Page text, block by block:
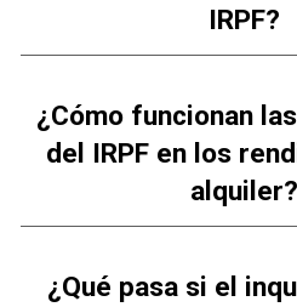
IRPF?
¿Cómo funcionan
del IRPF en los
alquiler?
¿Qué pasa si el